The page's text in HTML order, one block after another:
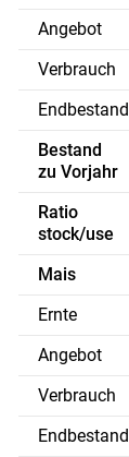
Angebot
Verbrauch
Endbestand
Bestand
zu Vorjahr
Ratio
stock/use
Mais
Ernte
Angebot
Verbrauch
Endbestand